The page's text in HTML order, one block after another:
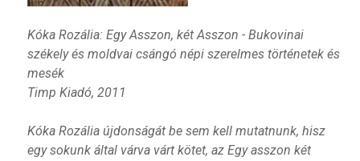
Kóka Rozália: Egy Asszon, két Asszon - Bukovinai
székely és moldvai csángó népi szerelmes történetek és
mesék
Timp Kiadó, 2011
Kóka Rozália újdonságát be sem kell mutatnunk, hisz
egy sokunk által várva várt kötet, az Egy asszon két